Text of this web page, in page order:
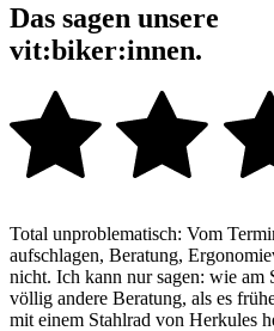
Das sagen unsere
vit:biker:innen.
Total unproblematisch: Vom
aufschlagen, Beratung,
nicht. Ich kann nur sagen: wie am
völlig andere Beratung, als es
mit einem Stahlrad von Herkules